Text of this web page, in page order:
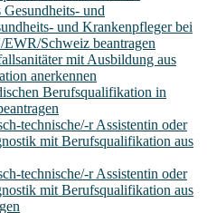
und
und Krankenpfleger bei
Schweiz beantragen
mit Ausbildung aus
anerkennen
Berufsqualifikation in
technische/-r Assistentin oder
mit Berufsqualifikation aus
technische/-r Assistentin oder
mit Berufsqualifikation aus